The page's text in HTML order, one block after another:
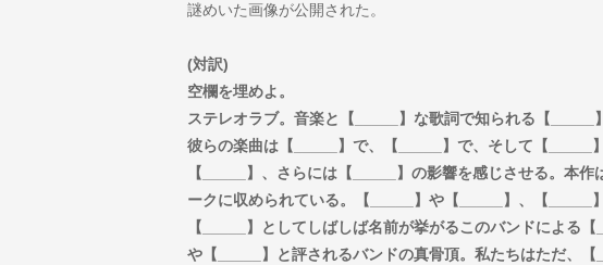
謎めいた画像が公開された。
(対訳)
空欄を埋めよ。
ステレオラブ。音楽と【_____】な歌詞で知られる【_____
彼らの楽曲は【_____】で、【_____】で、そして【_____
【_____】、さらには【_____】の影響を感じさせる。本
ークに収められている。【_____】や【_____】、【_____
【_____】としてしばしば名前が挙がるこのバンドによる【
や【_____】と評されるバンドの真骨頂。私たちはただ、【